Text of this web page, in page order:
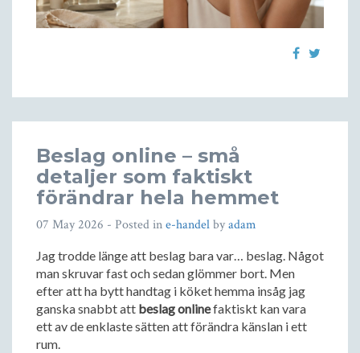
Beslag online – små
detaljer som faktiskt
förändrar hela hemmet
07 May 2026 - Posted ine-handelbyadam
Jag trodde länge att beslag bara var… beslag. Något
man skruvar fast och sedan glömmer bort. Men
efter att ha bytt handtag i köket hemma insåg jag
ganska snabbt att beslag onlinefaktiskt kan vara
ett av de enklaste sätten att förändra känslan i ett
rum.